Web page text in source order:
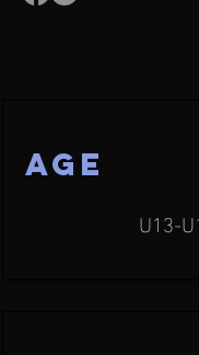
AGE
U13-